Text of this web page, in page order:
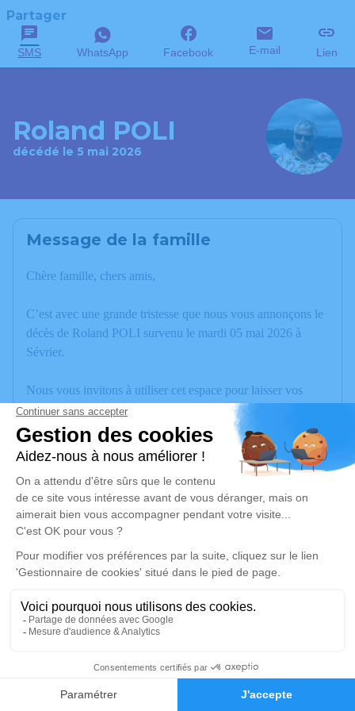
Faire-part Hommages
Partager
SMS WhatsApp Facebook E-mail Lien
Roland POLI
décédé le 5 mai 2026
Message de la famille
Chère famille, chers amis,
C’est avec une grande tristesse que nous vous annonçons le
décès de Roland POLI survenu le mardi 05 mai 2026 à
Sévrier.
Nous vous invitons à utiliser cet espace pour laisser vos
condoléances, partager des photos souvenirs, une anecdote
ou exprimer vos pensées à travers des poèmes ou des textes.
Cet endroit est un lieu d'expression dédié à honorer la
Je rends hommage
Cérémonie
mercredi 13 mai 2026 à 12h00
Crématorium 1 Rue du cimetière des îles
74000 Annecy
Je rends hommage
Déroulé des obsèques